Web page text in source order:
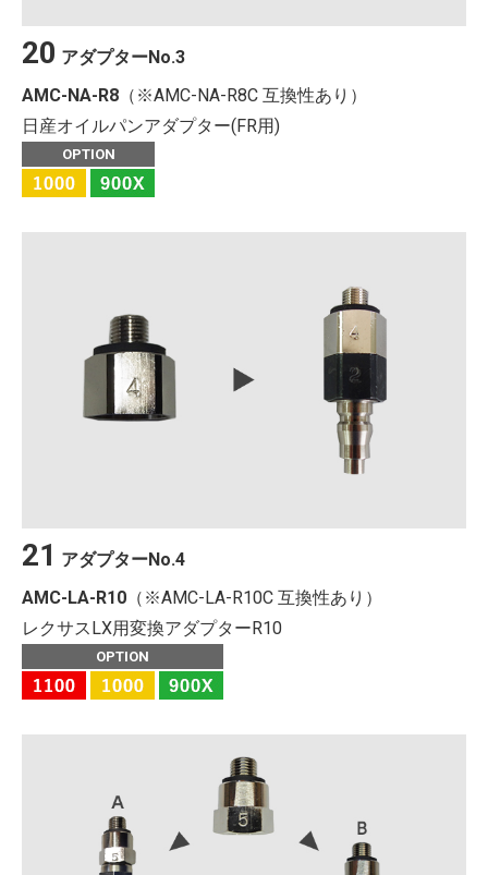
20 アダプターNo.3
AMC-NA-R8 （※AMC-NA-R8C 互換性あり）
日産オイルパンアダプター(FR用)
OPTION
21 アダプターNo.4
AMC-LA-R10 （※AMC-LA-R10C 互換性あり）
レクサスLX用変換アダプターR10
OPTION